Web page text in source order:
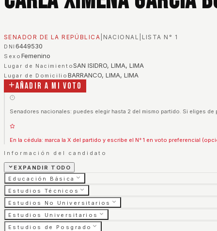
SENADOR DE LA REPÚBLICA NACIONAL LISTA N° 1
DNI 6449530
Sexo Femenino
Lugar de NacimientoSAN ISIDRO, LIMA, LIMA
Lugar de Domicilio BARRANCO, LIMA, LIMA
Añadir a mi voto
Senadores nacionales: puedes elegir hasta 2 del mismo partido. Si eliges
En la cédula: marca la X del partido y escribe el N° 1 en voto preferencial
Información del candidato
EXPANDIR TODO
Educación Básica
Estudios Técnicos
Estudios No Universitarios
Estudios Universitarios
Estudios de Posgrado